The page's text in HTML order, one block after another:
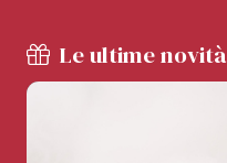
Le ultime novità